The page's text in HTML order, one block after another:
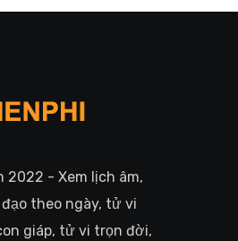
2022 - Xem lịch âm,
theo ngày, tử vi
giáp, tử vi trọn đời,